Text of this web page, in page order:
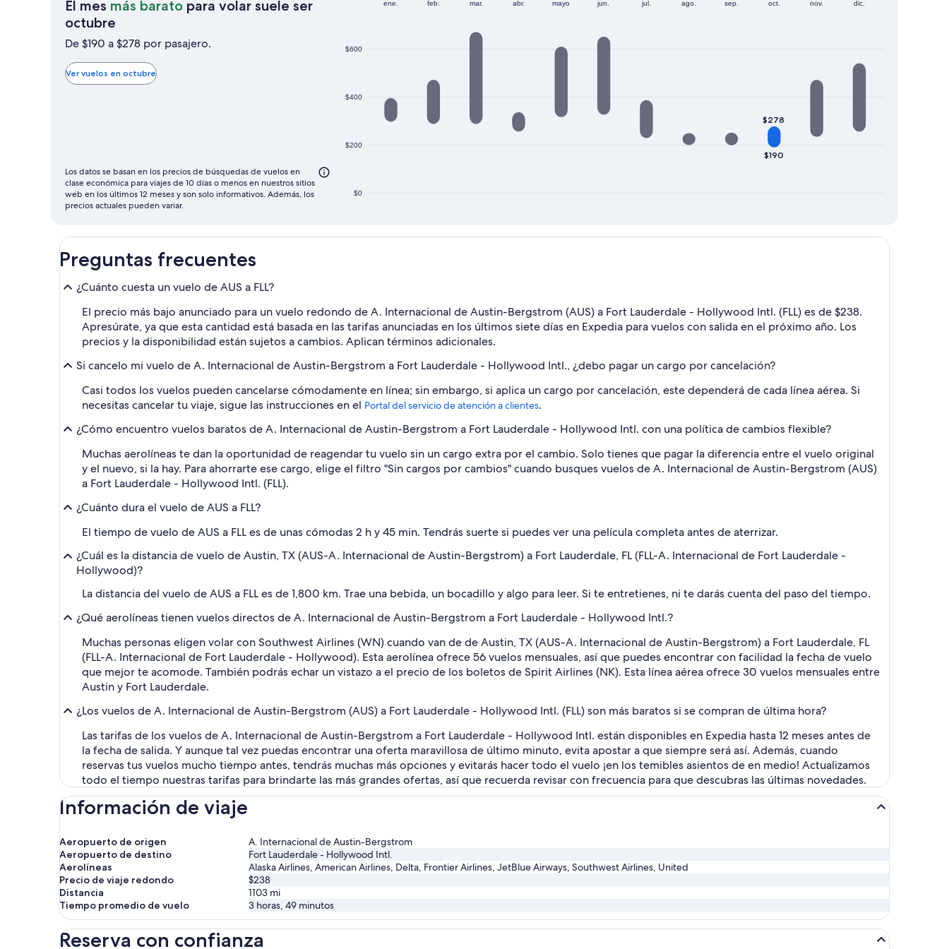
El mes más barato para volar suele ser
octubre
mes
barato
para
De $190 a $278 por pasajero.
Ver vuelos en octubre
$0
$200
$400
$600
ene. feb. mar. abr. mayo jun. jul. ago. sep. oct. nov. dic.
$190
$278
Los datos se basan en los precios de búsquedas de vuelos en
clase económica para viajes de 10 días o menos en nuestros sitios
web en los últimos 12 meses y son solo informativos. Además, los
precios actuales pueden variar.
Preguntas frecuentes
¿Cuánto cuesta un vuelo de AUS a FLL?
El precio más bajo anunciado para un vuelo redondo de A. Internacional de Austin-Bergstrom (AUS) a Fort Lauderdale - Hollywood Intl. (FLL) es de $238.
Apresúrate, ya que esta cantidad está basada en las tarifas anunciadas en los últimos siete días en Expedia para vuelos con salida en el próximo año. Los
precios y la disponibilidad están sujetos a cambios. Aplican términos adicionales.
Si cancelo mi vuelo de A. Internacional de Austin-Bergstrom a Fort Lauderdale - Hollywood Intl., ¿debo pagar un cargo por cancelación?
Casi todos los vuelos pueden cancelarse cómodamente en línea; sin embargo, si aplica un cargo por cancelación, este dependerá de cada línea aérea. Si
necesitas cancelar tu viaje, sigue las instrucciones en el Portal del servicio de atención a clientes.
¿Cómo encuentro vuelos baratos de A. Internacional de Austin-Bergstrom a Fort Lauderdale - Hollywood Intl. con una política de cambios flexible?
Muchas aerolíneas te dan la oportunidad de reagendar tu vuelo sin un cargo extra por el cambio. Solo tienes que pagar la diferencia entre el vuelo original
y el nuevo, si la hay. Para ahorrarte ese cargo, elige el filtro "Sin cargos por cambios" cuando busques vuelos de A. Internacional de Austin-Bergstrom (AUS)
a Fort Lauderdale - Hollywood Intl. (FLL).
¿Cuánto dura el vuelo de AUS a FLL?
El tiempo de vuelo de AUS a FLL es de unas cómodas 2 h y 45 min. Tendrás suerte si puedes ver una película completa antes de aterrizar.
¿Cuál es la distancia de vuelo de Austin, TX (AUS-A. Internacional de Austin-Bergstrom) a Fort Lauderdale, FL (FLL-A. Internacional de Fort Lauderdale -
Hollywood)?
La distancia del vuelo de AUS a FLL es de 1,800 km. Trae una bebida, un bocadillo y algo para leer. Si te entretienes, ni te darás cuenta del paso del tiempo.
¿Qué aerolíneas tienen vuelos directos de A. Internacional de Austin-Bergstrom a Fort Lauderdale - Hollywood Intl.?
Muchas personas eligen volar con Southwest Airlines (WN) cuando van de de Austin, TX (AUS-A. Internacional de Austin-Bergstrom) a Fort Lauderdale, FL
(FLL-A. Internacional de Fort Lauderdale - Hollywood). Esta aerolínea ofrece 56 vuelos mensuales, así que puedes encontrar con facilidad la fecha de vuelo
que mejor te acomode. También podrás echar un vistazo a el precio de los boletos de Spirit Airlines (NK). Esta línea aérea ofrece 30 vuelos mensuales entre
Austin y Fort Lauderdale.
¿Los vuelos de A. Internacional de Austin-Bergstrom (AUS) a Fort Lauderdale - Hollywood Intl. (FLL) son más baratos si se compran de última hora?
Las tarifas de los vuelos de A. Internacional de Austin-Bergstrom a Fort Lauderdale - Hollywood Intl. están disponibles en Expedia hasta 12 meses antes de
la fecha de salida. Y aunque tal vez puedas encontrar una oferta maravillosa de último minuto, evita apostar a que siempre será así. Además, cuando
reservas tus vuelos mucho tiempo antes, tendrás muchas más opciones y evitarás hacer todo el vuelo ¡en los temibles asientos de en medio! Actualizamos
todo el tiempo nuestras tarifas para brindarte las más grandes ofertas, así que recuerda revisar con frecuencia para que descubras las últimas novedades.
Información de viaje
Aeropuerto de origen
A. Internacional de Austin-Bergstrom
Aeropuerto de destino
Fort Lauderdale - Hollywood Intl.
Aerolíneas
Alaska Airlines, American Airlines, Delta, Frontier Airlines, JetBlue Airways, Southwest Airlines, United
Precio de viaje redondo
$238
Distancia
1103 mi
Tiempo promedio de vuelo
3 horas, 49 minutos
Reserva con confianza